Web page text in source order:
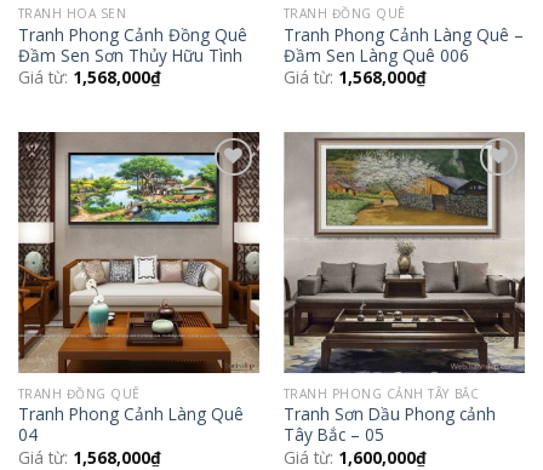
TRANH HOA SEN
Tranh Phong Cảnh Đồng Quê
Đầm Sen Sơn Thủy Hữu Tình
Giá từ: 1,568,000₫
TRANH ĐỒNG QUÊ
Tranh Phong Cảnh Làng Quê –
Đầm Sen Làng Quê 006
Giá từ: 1,568,000₫
Add to
Wishlist
TRANH ĐỒNG QUÊ
Tranh Phong Cảnh Làng Quê
04
Giá từ: 1,568,000₫
Add to
Wishlist
TRANH PHONG CẢNH TÂY BẮC
Tranh Sơn Dầu Phong cảnh
Tây Bắc – 05
Giá từ: 1,600,000₫